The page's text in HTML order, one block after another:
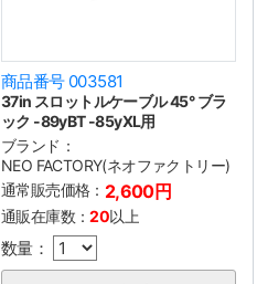
商品番号 003581
37in スロットルケーブル 45° ブラ
ック -89yBT -85yXL用
ブランド：
NEO FACTORY(ネオファクトリー)
通常販売価格： 2,600円
通販在庫数：20以上
数量：